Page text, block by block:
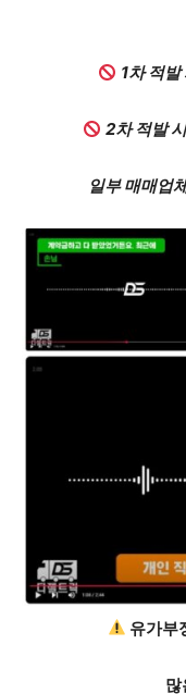
1차 적발
2차 적발
일부 매매업
유가부
많